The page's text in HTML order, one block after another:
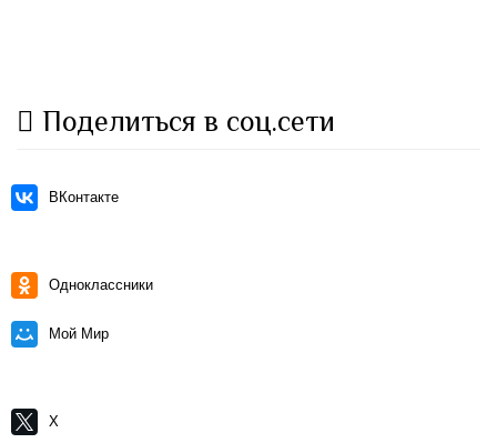
Поделиться в соц.сети
ВКонтакте
Одноклассники
Мой Мир
X